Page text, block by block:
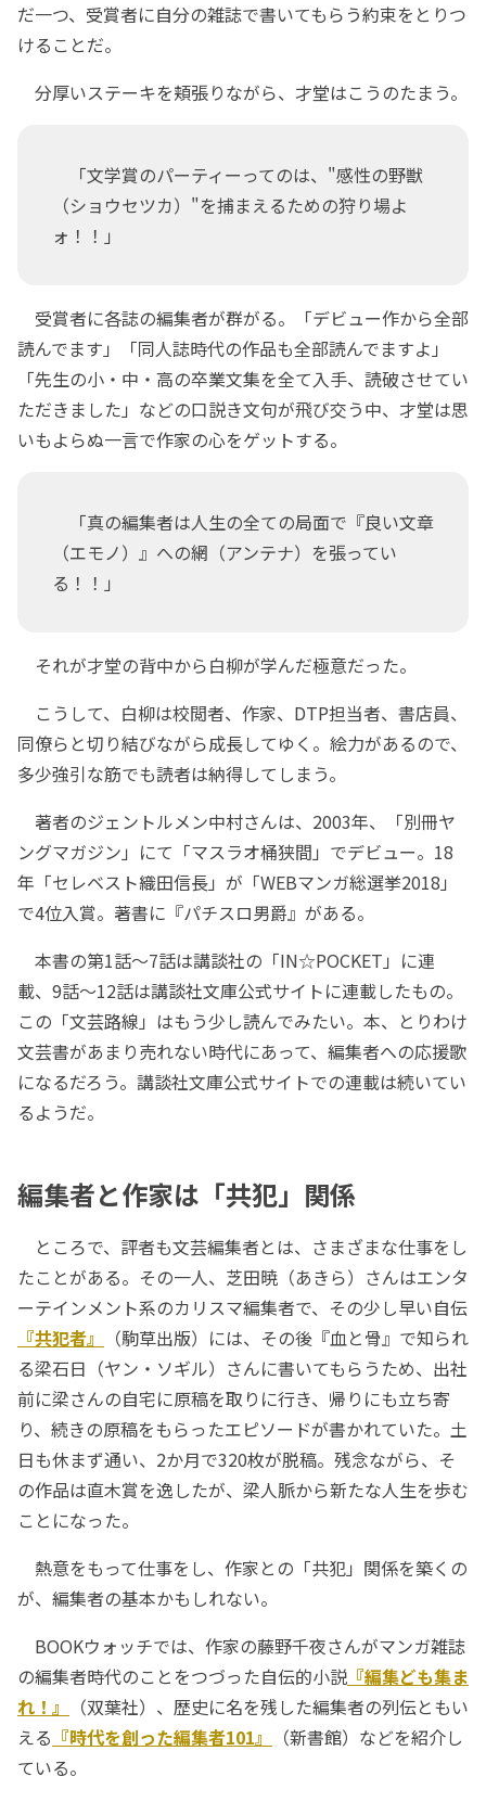
だ一つ、受賞者に自分の雑誌で書いてもらう約束をとりつ
けることだ。
分厚いステーキを頬張りながら、才堂はこうのたまう。
「文学賞のパーティーってのは、"感性の野獣
（ショウセツカ）"を捕まえるための狩り場よ
ォ！！」
受賞者に各誌の編集者が群がる。「デビュー作から全部
読んでます」「同人誌時代の作品も全部読んでますよ」
「先生の小・中・高の卒業文集を全て入手、読破させてい
ただきました」などの口説き文句が飛び交う中、才堂は思
いもよらぬ一言で作家の心をゲットする。
「真の編集者は人生の全ての局面で『良い文章
（エモノ）』への網（アンテナ）を張ってい
る！！」
それが才堂の背中から白柳が学んだ極意だった。
こうして、白柳は校閲者、作家、DTP担当者、書店員、
同僚らと切り結びながら成長してゆく。絵力があるので、
多少強引な筋でも読者は納得してしまう。
著者のジェントルメン中村さんは、2003年、「別冊ヤ
ングマガジン」にて「マスラオ桶狭間」でデビュー。18
年「セレベスト織田信長」が「WEBマンガ総選挙2018」
で4位入賞。著書に『パチスロ男爵』がある。
本書の第1話～7話は講談社の「IN☆POCKET」に連
載、9話～12話は講談社文庫公式サイトに連載したもの。
この「文芸路線」はもう少し読んでみたい。本、とりわけ
文芸書があまり売れない時代にあって、編集者への応援歌
になるだろう。講談社文庫公式サイトでの連載は続いてい
るようだ。
編集者と作家は「共犯」関係
ところで、評者も文芸編集者とは、さまざまな仕事をし
たことがある。その一人、芝田暁（あきら）さんはエンタ
ーテインメント系のカリスマ編集者で、その少し早い自伝
『共犯者』
（駒草出版）には、その後『血と骨』で知られ
る梁石日（ヤン・ソギル）さんに書いてもらうため、出社
前に梁さんの自宅に原稿を取りに行き、帰りにも立ち寄
り、続きの原稿をもらったエピソードが書かれていた。土
日も休まず通い、2か月で320枚が脱稿。残念ながら、そ
の作品は直木賞を逸したが、梁人脈から新たな人生を歩む
ことになった。
熱意をもって仕事をし、作家との「共犯」関係を築くの
が、編集者の基本かもしれない。
BOOKウォッチでは、作家の藤野千夜さんがマンガ雑誌
の編集者時代のことをつづった自伝的小説 『編集ども集ま
れ！』
（双葉社）、歴史に名を残した編集者の列伝ともい
える 『時代を創った編集者101』
（新書館）などを紹介し
ている。